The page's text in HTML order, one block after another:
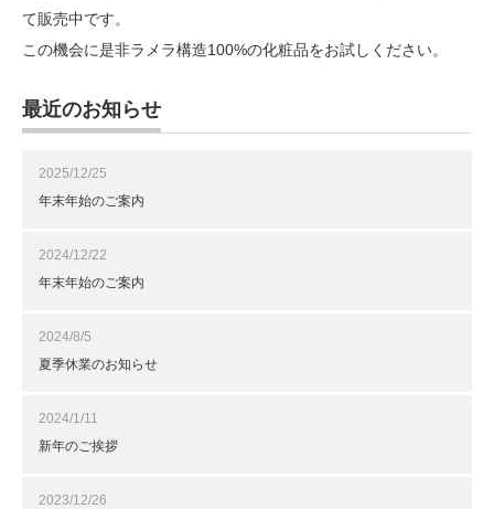
て販売中です。
この機会に是非ラメラ構造100%の化粧品をお試しください。
最近のお知らせ
2025/12/25
年末年始のご案内
2024/12/22
年末年始のご案内
2024/8/5
夏季休業のお知らせ
2024/1/11
新年のご挨拶
2023/12/26